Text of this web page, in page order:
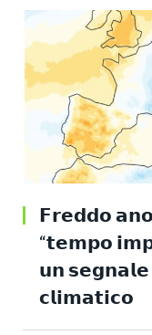
𝗙𝗿𝗲𝗱𝗱𝗼
“𝘁𝗲𝗺𝗽𝗼
𝘂𝗻
𝗰𝗹𝗶𝗺𝗮𝘁𝗶𝗰𝗼